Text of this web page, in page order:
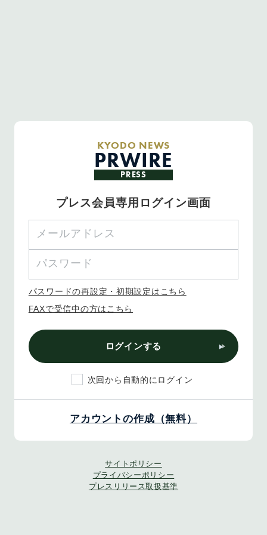
KYODO NEWS
PRWIRE
PRESS
プレス会員専用ログイン画面
パスワードの再設定・初期設定はこちら
FAXで受信中の方はこちら
ログインする
次回から自動的にログイン
アカウントの作成（無料）
サイトポリシー
プライバシーポリシー
プレスリリース取扱基準